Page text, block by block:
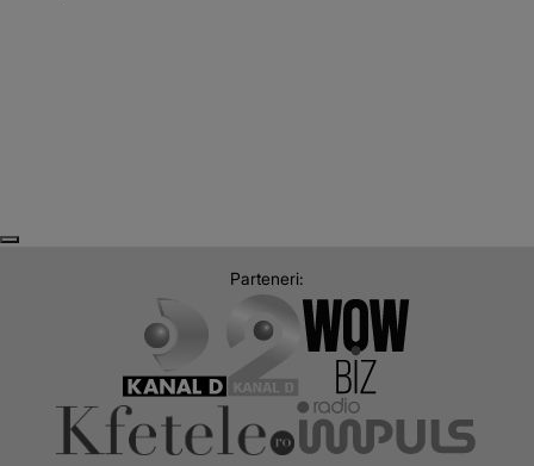
Parteneri: